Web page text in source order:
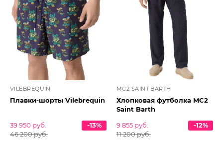
VILEBREQUIN
Плавки-шорты Vilebrequin
39 950 руб.
46 200 руб.
-13%
MC2 SAINT BARTH
Хлопковая футболка MC2
Saint Barth
9 855 руб.
11 200 руб.
-12%